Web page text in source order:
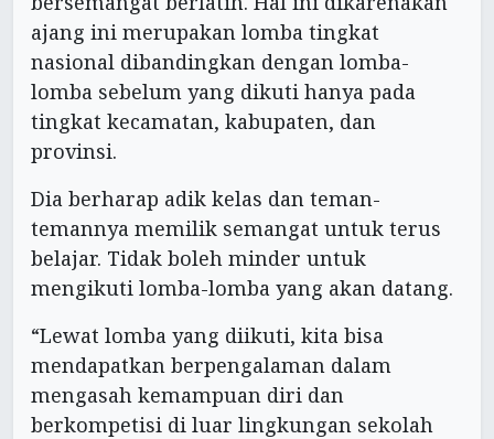
ajang ini merupakan lomba tingkat
nasional dibandingkan dengan lomba-
lomba sebelum yang dikuti hanya pada
tingkat kecamatan, kabupaten, dan
provinsi.
Dia berharap adik kelas dan teman-
temannya memilik semangat untuk terus
belajar. Tidak boleh minder untuk
mengikuti lomba-lomba yang akan datang.
“Lewat lomba yang diikuti, kita bisa
mendapatkan berpengalaman dalam
mengasah kemampuan diri dan
berkompetisi di luar lingkungan sekolah